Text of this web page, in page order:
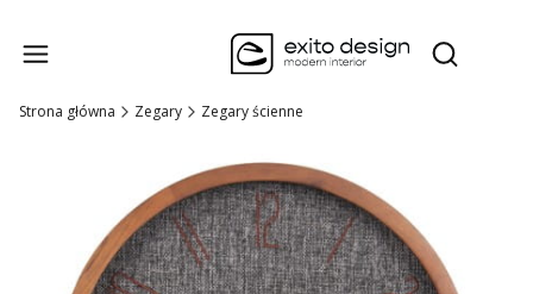
Otwórz
Strona główna Zegary Zegary ścienne